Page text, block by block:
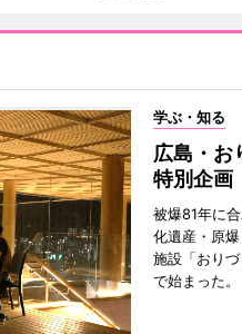
学ぶ・知る
広島・お
特別企
被爆81年に
化遺産・原
施設「おりづ
で始まった。